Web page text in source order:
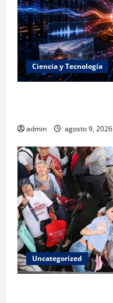
Ciencia y Tecnología
admin agosto 9, 2026
Uncategorized